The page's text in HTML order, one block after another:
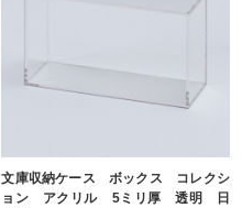
文庫収納ケース ボックス コレクシ
ョン アクリル 5ミリ厚 透明 日